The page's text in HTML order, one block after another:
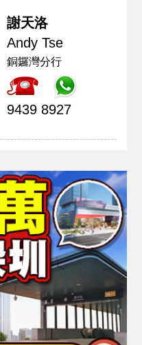
謝天洛
Andy Tse
銅鑼灣分行
9439 8927